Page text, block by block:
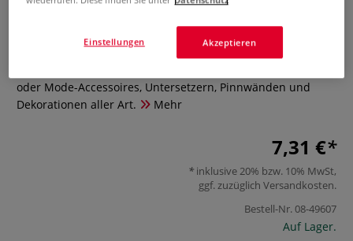
0 Bewertungen
Die Rayher Korkscheibe bietet eine große Vielfalt an
oder Mode-Accessoires, Untersetzern, Pinnwänden und
Dekorationen aller Art.
Mehr
7,31 €
inklusive 20% bzw. 10% MwSt,
ggf. zuzüglich Versandkosten.
Bestell-Nr.08-49607
Auf Lager.
Akzeptieren
Einstellungen